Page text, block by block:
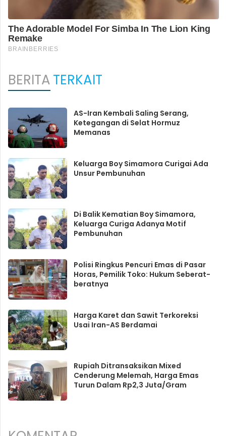
BERITATERKAIT
AS-Iran Kembali Saling Serang,
Ketegangan di Selat Hormuz
Memanas
Keluarga Boy Simamora Curigai Ada
Unsur Pembunuhan
Di Balik Kematian Boy Simamora,
Keluarga Curiga Adanya Motif
Pembunuhan
Polisi Ringkus Pencuri Emas di Pasar
Horas, Pemilik Toko: Hukum Seberat-
beratnya
Harga Karet dan Sawit Terkoreksi
Usai Iran-AS Berdamai
Rupiah Ditransaksikan Mixed
Cenderung Melemah, Harga Emas
Turun Dalam Rp2,3 Juta/Gram